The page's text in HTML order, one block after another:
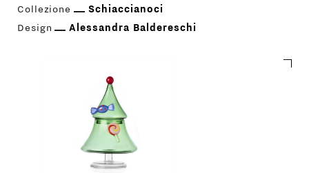
Collezione
Schiaccianoci
Design
Alessandra Baldereschi